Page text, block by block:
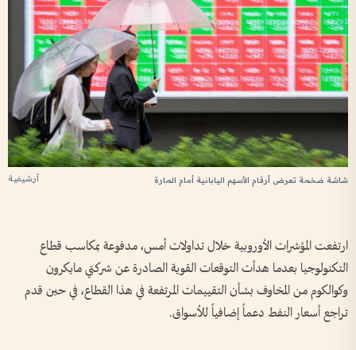
أرشيفية شاشة ضخمة تعرض أرقام الأسهم اليابانية أمام المارة
ارتفعت المؤشرات الأوروبية خلال تداولات ​أمس، مدفوعة بمكاسب قطاع
التكنولوجيا بعدما ‌هدأت ​التوقعات القوية الصادرة عن شركتي مايكرون
وكوالكوم من المخاوف بشأن التقييمات المرتفعة في هذا القطاع، في حين قدم
تراجع أسعار النفط دعماً إضافياً للأسواق.